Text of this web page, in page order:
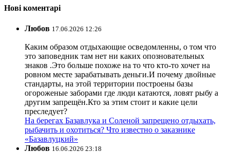
Нові коментарі
Любов 17.06.2026 12:26
Каким образом отдыхающие осведомленны, о том что
это заповедник там нет ни каких опозновательных
знаков .Это больше похоже на то что кто-то хочет на
ровном месте зарабатывать деньги.И почему двойные
стандарты, на этой территории построены базы
огороженые заборами где люди катаются, ловят рыбу а
другим запрещён.Кто за этим стоит и какие цели
преследует?
На берегах Базавлука и Соленой запрещено отдыхать,
рыбачить и охотиться? Что известно о заказнике
«Базавлуцкий»
Любов 16.06.2026 23:18